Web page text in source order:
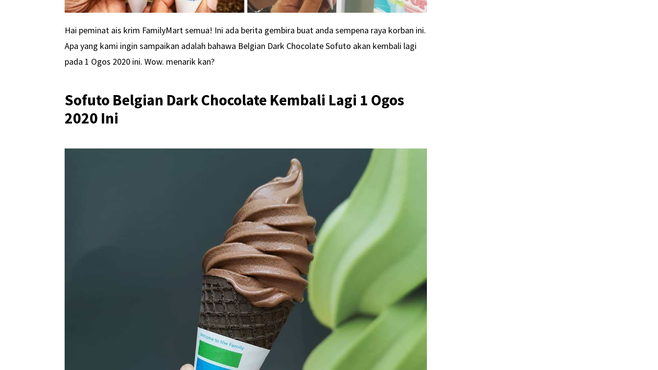
Hai peminat ais krim FamilyMart semua! Ini ada berita gembira buat anda sempena raya korban ini.
Apa yang kami ingin sampaikan adalah bahawa Belgian Dark Chocolate Sofuto akan kembali lagi
pada 1 Ogos 2020 ini. Wow. menarik kan?
Sofuto Belgian Dark Chocolate Kembali Lagi 1 Ogos
2020 Ini